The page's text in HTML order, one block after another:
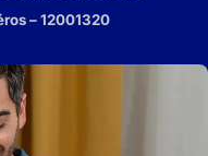
– 12001320